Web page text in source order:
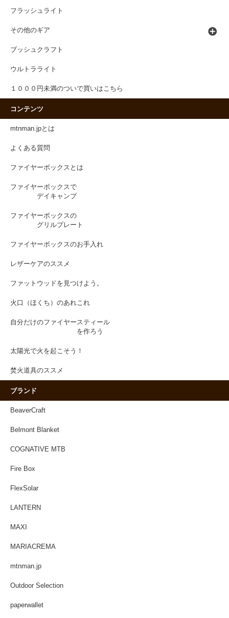
フラッシュライト
その他のギア
ブッシュクラフト
ウルトラライト
１０００円未満のついで買いはこちら
コンテンツ
mtnman.jpとは
よくある質問
ファイヤーボックスとは
ファイヤーボックスで
デイキャンプ
ファイヤーボックスの
グリルプレート
ファイヤーボックスのお手入れ
レザーケアのススメ
ファットウッドを見つけよう。
火口（ほくち）のあれこれ
自分だけのファイヤースティール
を作ろう
太陽光で火を起こそう！
焚火道具のススメ
ブランド
BeaverCraft
Belmont Blanket
COGNATIVE MTB
Fire Box
FlexSolar
LANTERN
MAXI
MARIACREMA
mtnman.jp
Outdoor Selection
paperwallet